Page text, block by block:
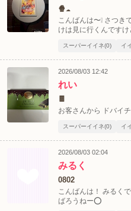
🍿☁️
こんばんは〜❕ さつ
けは見に行くんですけ
スーパーイイネ(0) イ
2026/08/03 12:42
れい
🍫
お客さんから ドバイ
スーパーイイネ(0) イ
2026/08/03 02:04
みるく
0802
こんばんは！ みるく
ばろうねー⭕️